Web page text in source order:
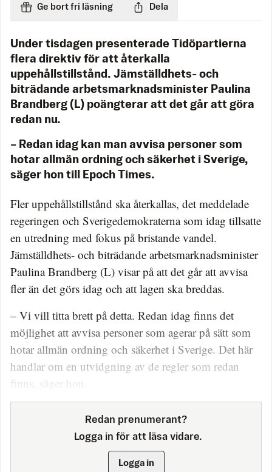
Ge bort fri läsning Dela
Under tisdagen presenterade Tidöpartierna
flera direktiv för att återkalla
uppehållstillstånd. Jämställdhets- och
biträdande arbetsmarknadsminister Paulina
Brandberg (L) poängterar att det går att göra
redan nu.
– Redan idag kan man avvisa personer som
hotar allmän ordning och säkerhet i Sverige,
säger hon till Epoch Times.
Fler uppehållstillstånd ska återkallas, det meddelade
regeringen och Sverigedemokraterna som idag tillsatte
en utredning med fokus på bristande vandel.
Jämställdhets- och biträdande arbetsmarknadsminister
Paulina Brandberg (L) visar på att det går att avvisa
fler än det görs idag och att lagen ska breddas.
– Vi vill titta brett på detta. Redan idag finns det
möjlighet att avvisa personer som agerar på sätt som
hotar allmän ordning och säkerhet i Sverige. Det här
handlar om en utvidgning av de regler som redan
finns, säger hon.
Redan prenumerant?
Logga in för att läsa vidare.
Logga in